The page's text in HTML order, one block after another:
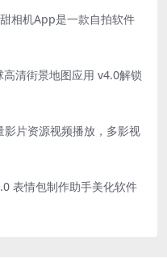
相机App是一款自拍软件
清街景地图应用 v4.0解锁
片资源视频播放，多影视
表情包制作助手美化软件